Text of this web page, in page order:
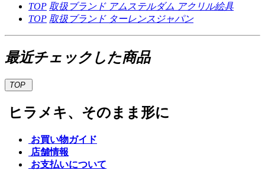
TOP 取扱ブランド アムステルダム アクリル絵具
TOP 取扱ブランド ターレンスジャパン
最近チェックした商品
TOP
ヒラメキ、そのまま形に
お買い物ガイド
店舗情報
お支払いについて